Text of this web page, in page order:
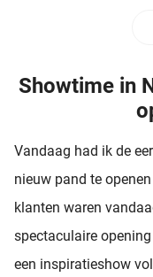
Showtime in
Vandaag had ik de
nieuw pand te
klanten waren
spectaculaire
een inspiratieshow
worden
om
over
van